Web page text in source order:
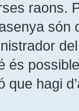
raons.
és
que hagi